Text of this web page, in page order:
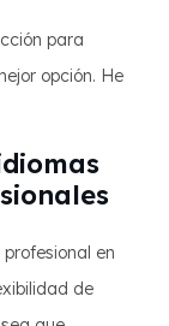
para
opción. He
en
de